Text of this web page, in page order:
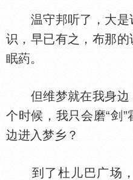
温守邦听了，大是
识，早已有之，布那
眠葯。
但维梦就在我身边
个时候，我只会磨“剑
边进入梦乡？
到了杜儿巴广场，